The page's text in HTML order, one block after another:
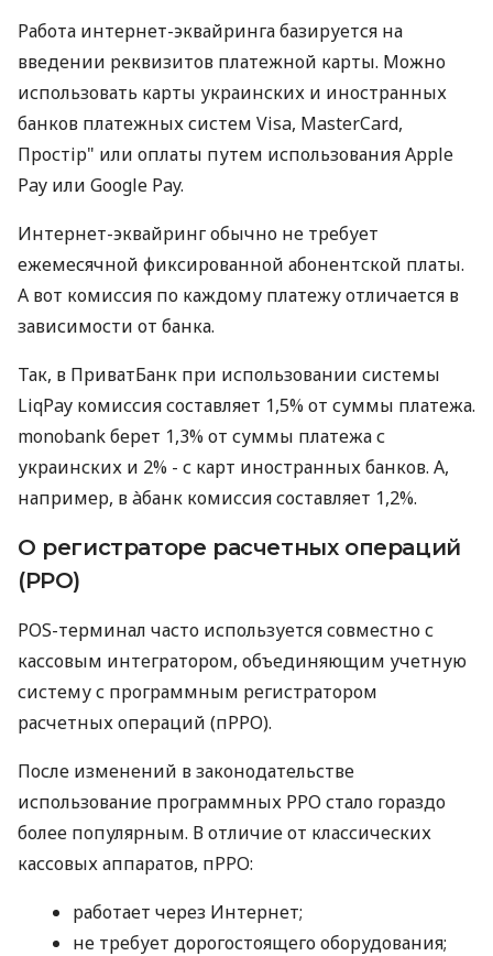
Работа интернет-эквайринга базируется на
введении реквизитов платежной карты. Можно
использовать карты украинских и иностранных
банков платежных систем Visa, MasterCard,
Простір" или оплаты путем использования Apple
Pay или Google Pay.
Интернет-эквайринг обычно не требует
ежемесячной фиксированной абонентской платы.
А вот комиссия по каждому платежу отличается в
зависимости от банка.
Так, в ПриватБанк при использовании системы
LiqPay комиссия составляет 1,5% от суммы платежа.
monobank берет 1,3% от суммы платежа с
украинских и 2% - с карт иностранных банков. А,
например, в àбанк комиссия составляет 1,2%.
О регистраторе расчетных операций
(РРО)
POS-терминал часто используется совместно с
кассовым интегратором, объединяющим учетную
систему с программным регистратором
расчетных операций (пРРО).
После изменений в законодательстве
использование программных РРО стало гораздо
более популярным. В отличие от классических
кассовых аппаратов, пРРО:
работает через Интернет;
не требует дорогостоящего оборудования;